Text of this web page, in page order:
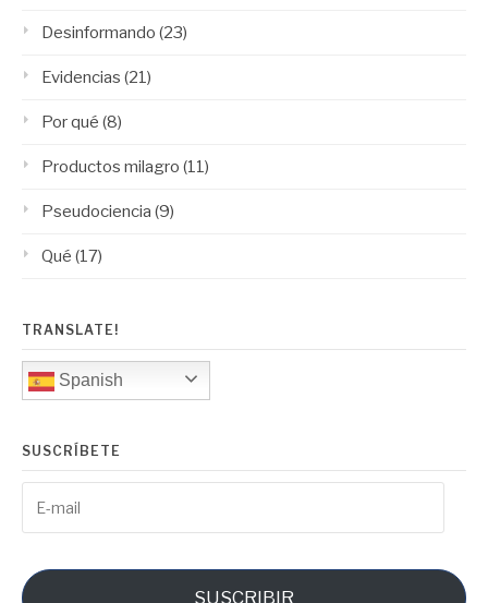
Desinformando (23)
Evidencias (21)
Por qué (8)
Productos milagro (11)
Pseudociencia (9)
Qué (17)
TRANSLATE!
Spanish
SUSCRÍBETE
mail
SUSCRIBIR